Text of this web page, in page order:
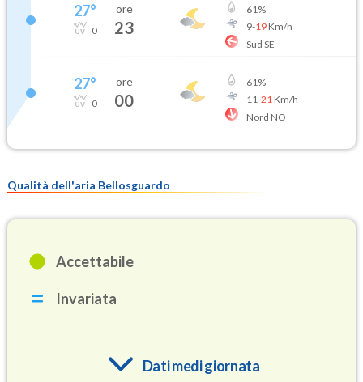
27°
0
ore
23
61%
9-19Km/h
Sud SE
27°
0
ore
00
61%
11-21Km/h
Nord NO
Qualità dell'aria Bellosguardo
Accettabile
Invariata
Dati medi giornata